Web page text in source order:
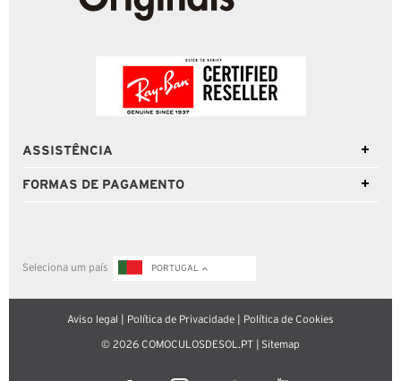
ASSISTÊNCIA
FORMAS DE PAGAMENTO
Seleciona um país PORTUGAL
Aviso legal Política de Privacidade Política de Cookies
© 2026 COMOCULOSDESOL.PT | Sitemap